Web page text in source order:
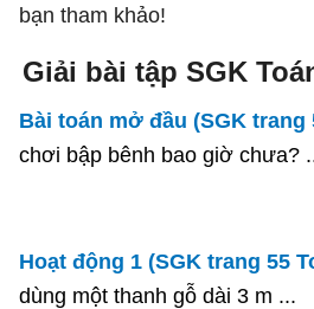
bạn tham khảo!
Giải bài tập SGK
Bài toán mở đầu (SGK trang
chơi bập bênh bao giờ chưa?
Hoạt động 1 (SGK trang 55
dùng một thanh gỗ dài 3 m ...